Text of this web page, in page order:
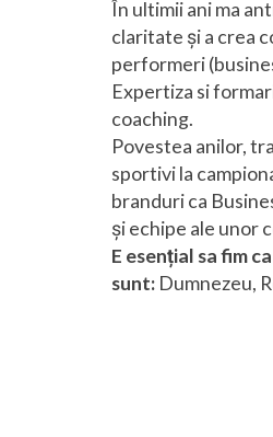
În ultimii ani ma
claritate și a crea
performeri
Expertiza si
coaching.
Povestea anilor,
sportivi la
branduri ca
și echipe ale unor
E esențial sa fim
sunt: Dumnezeu,